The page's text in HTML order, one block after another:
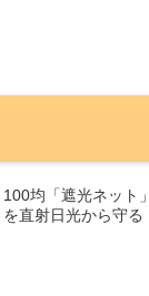
100均「遮光ネット
を直射日光から守る